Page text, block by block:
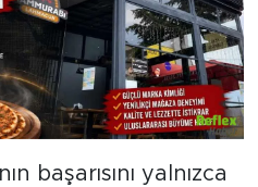
başarısını yalnızca